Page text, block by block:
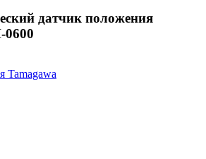
датчик положения
0600